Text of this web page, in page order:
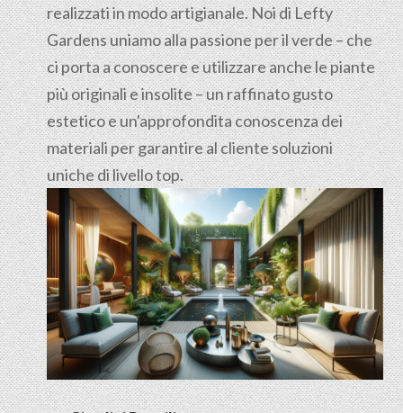
realizzati in modo artigianale. Noi di Lefty
Gardens uniamo alla passione per il verde – che
ci porta a conoscere e utilizzare anche le piante
più originali e insolite – un raffinato gusto
estetico e un'approfondita conoscenza dei
materiali per garantire al cliente soluzioni
uniche di livello top.